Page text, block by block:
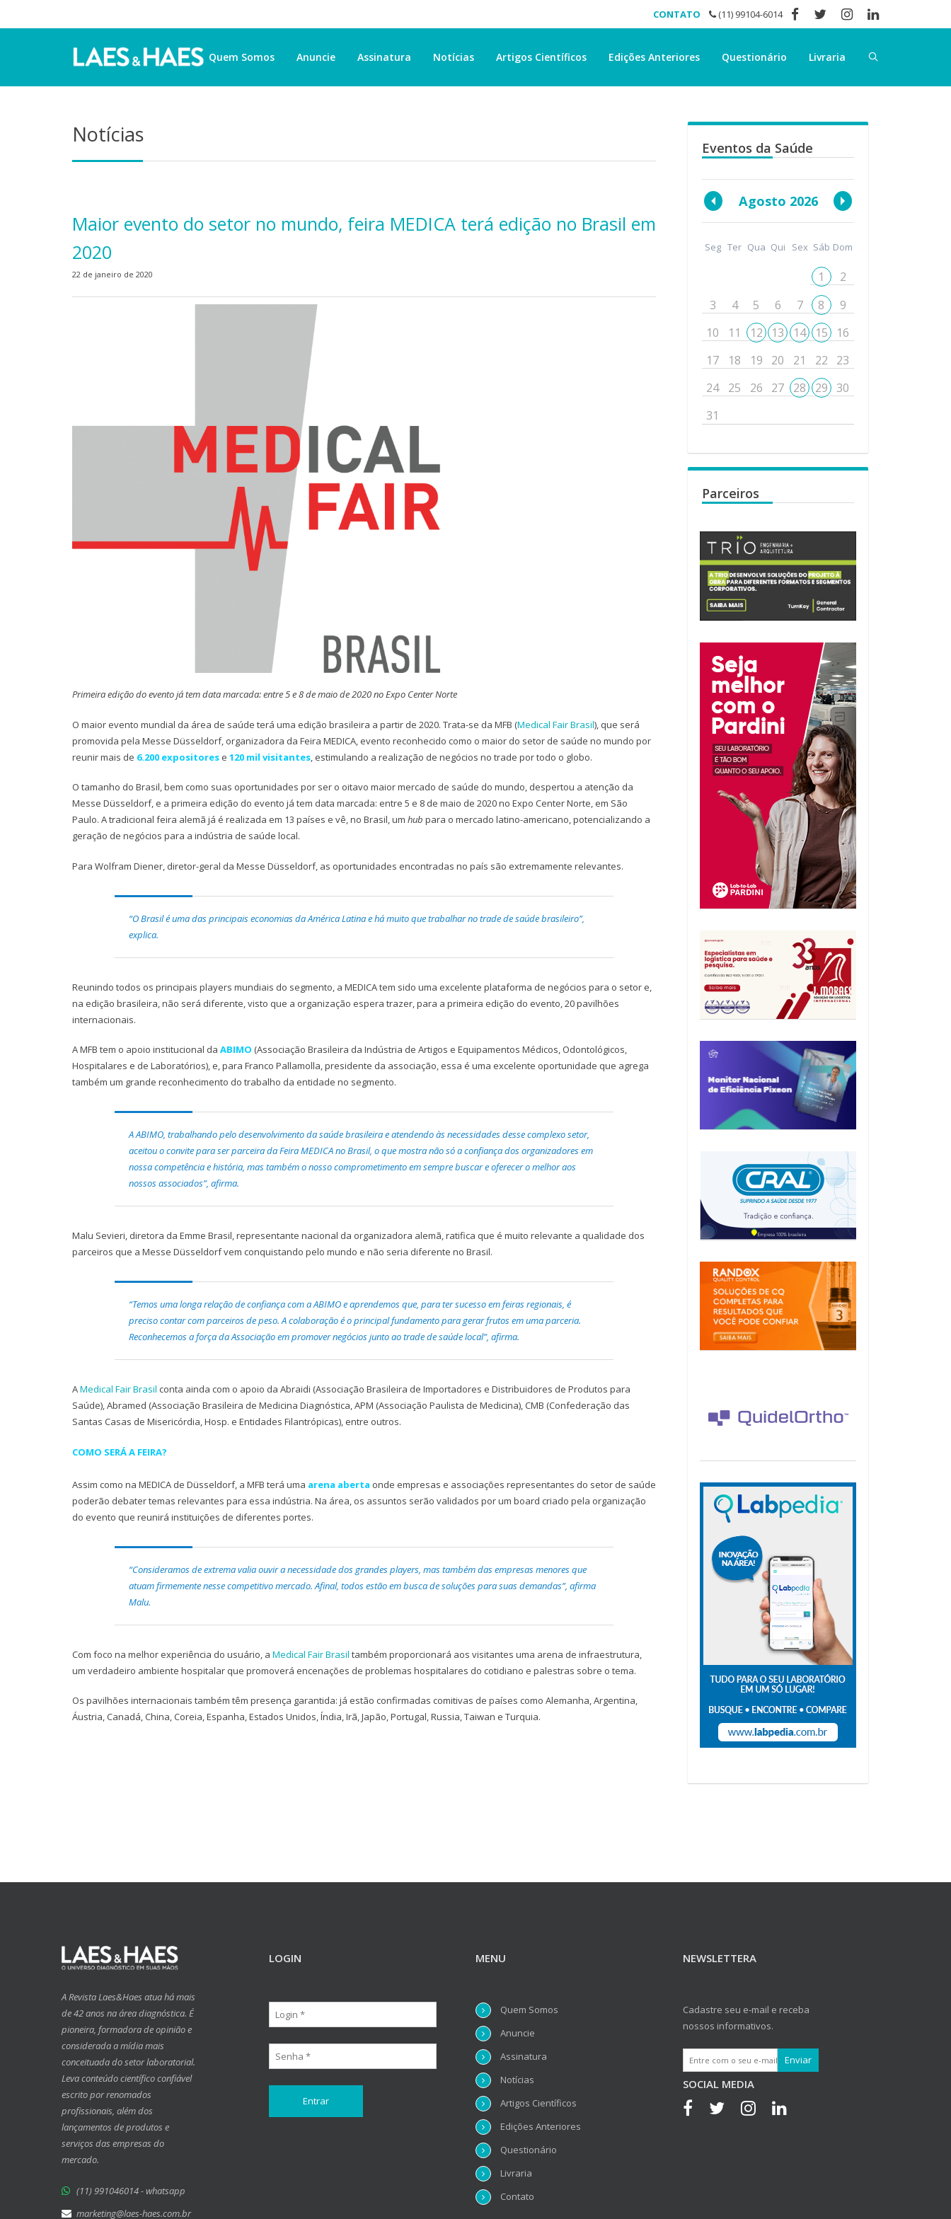
CONTATO (11) 99104-6014
Quem Somos Anuncie Assinatura Notícias Artigos Científicos Edições Anteriores Questionário Livraria
Notícias
Maior evento do setor no mundo, feira MEDICA terá edição no Brasil em
2020
22 de janeiro de 2020
Primeira edição do evento já tem data marcada: entre 5 e 8 de maio de 2020 no Expo Center Norte
O maior evento mundial da área de saúde terá uma edição brasileira a partir de 2020. Trata-se da MFB (Medical Fair Brasil), que será
promovida pela Messe Düsseldorf, organizadora da Feira MEDICA, evento reconhecido como o maior do setor de saúde no mundo por
reunir mais de 6.200 expositores e 120 mil visitantes , estimulando a realização de negócios no trade por todo o globo.
O tamanho do Brasil, bem como suas oportunidades por ser o oitavo maior mercado de saúde do mundo, despertou a atenção da
Messe Düsseldorf, e a primeira edição do evento já tem data marcada: entre 5 e 8 de maio de 2020 no Expo Center Norte, em São
Paulo. A tradicional feira alemã já é realizada em 13 países e vê, no Brasil, um hub para o mercado latino-americano, potencializando a
geração de negócios para a indústria de saúde local.
Para Wolfram Diener, diretor-geral da Messe Düsseldorf, as oportunidades encontradas no país são extremamente relevantes.
“O Brasil é uma das principais economias da América Latina e há muito que trabalhar no trade de saúde brasileiro”,
explica.
Reunindo todos os principais players mundiais do segmento, a MEDICA tem sido uma excelente plataforma de negócios para o setor e,
na edição brasileira, não será diferente, visto que a organização espera trazer, para a primeira edição do evento, 20 pavilhões
internacionais.
A MFB tem o apoio institucional da ABIMO (Associação Brasileira da Indústria de Artigos e Equipamentos Médicos, Odontológicos,
Hospitalares e de Laboratórios), e, para Franco Pallamolla, presidente da associação, essa é uma excelente oportunidade que agrega
também um grande reconhecimento do trabalho da entidade no segmento.
A ABIMO, trabalhando pelo desenvolvimento da saúde brasileira e atendendo às necessidades desse complexo setor,
aceitou o convite para ser parceira da Feira MEDICA no Brasil, o que mostra não só a confiança dos organizadores em
nossa competência e história, mas também o nosso comprometimento em sempre buscar e oferecer o melhor aos
nossos associados”, afirma.
Malu Sevieri, diretora da Emme Brasil, representante nacional da organizadora alemã, ratifica que é muito relevante a qualidade dos
parceiros que a Messe Düsseldorf vem conquistando pelo mundo e não seria diferente no Brasil.
“Temos uma longa relação de confiança com a ABIMO e aprendemos que, para ter sucesso em feiras regionais, é
preciso contar com parceiros de peso. A colaboração é o principal fundamento para gerar frutos em uma parceria.
Reconhecemos a força da Associação em promover negócios junto ao trade de saúde local”, afirma.
AMedical Fair Brasil conta ainda com o apoio da Abraidi (Associação Brasileira de Importadores e Distribuidores de Produtos para
Saúde), Abramed (Associação Brasileira de Medicina Diagnóstica, APM (Associação Paulista de Medicina), CMB (Confederação das
Santas Casas de Misericórdia, Hosp. e Entidades Filantrópicas), entre outros.
COMO SERÁ A FEIRA?
Assim como na MEDICA de Düsseldorf, a MFB terá uma arena aberta onde empresas e associações representantes do setor de saúde
poderão debater temas relevantes para essa indústria. Na área, os assuntos serão validados por um board criado pela organização
do evento que reunirá instituições de diferentes portes.
“Consideramos de extrema valia ouvir a necessidade dos grandes players, mas também das empresas menores que
atuam firmemente nesse competitivo mercado. Afinal, todos estão em busca de soluções para suas demandas”, afirma
Malu.
Com foco na melhor experiência do usuário, a Medical Fair Brasil também proporcionará aos visitantes uma arena de infraestrutura,
um verdadeiro ambiente hospitalar que promoverá encenações de problemas hospitalares do cotidiano e palestras sobre o tema.
Os pavilhões internacionais também têm presença garantida: já estão confirmadas comitivas de países como Alemanha, Argentina,
Áustria, Canadá, China, Coreia, Espanha, Estados Unidos, Índia, Irã, Japão, Portugal, Russia, Taiwan e Turquia.
Eventos da Saúde
Agosto 2026
Seg Ter Qua Qui Sex Sáb Dom
1
2
3
4 5 6 7 8
9
10
11 12 13 14 15
16
17
18 19 20 21 22
23
24
25 26 27 28 29
30
31
Parceiros
A Revista Laes&Haes atua há mais
de 42 anos na área diagnóstica. É
pioneira, formadora de opinião e
considerada a mídia mais
conceituada do setor laboratorial.
Leva conteúdo científico confiável
escrito por renomados
profissionais, além dos
lançamentos de produtos e
serviços das empresas do
mercado.
(11) 991046014 - whatsapp
marketing@laes-haes.com.br
LOGIN MENU
Quem Somos
Anuncie
Assinatura
Notícias
Artigos Científicos
Edições Anteriores
Questionário
Livraria
Contato
NEWSLETTERA
Cadastre seu e-mail e receba
nossos informativos.
SOCIAL MEDIA